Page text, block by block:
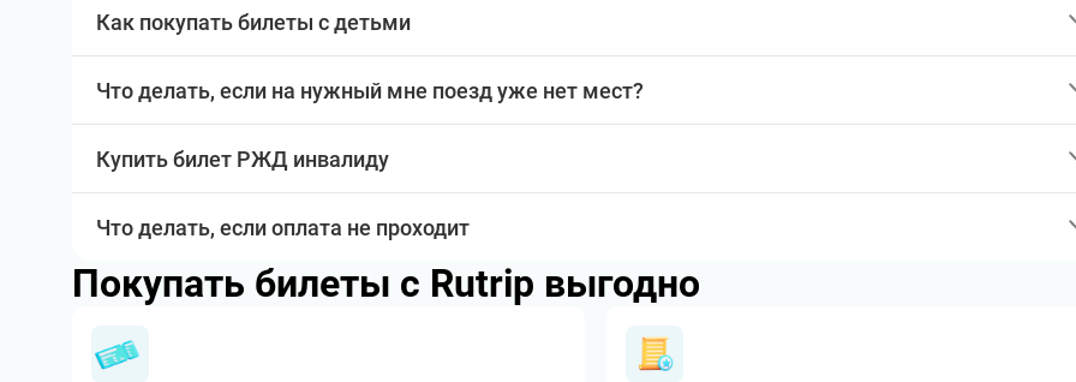
Как покупать билеты с детьми
Что делать, если на нужный мне поезд уже нет мест?
Купить билет РЖД инвалиду
Что делать, если оплата не проходит
Покупать билеты с Rutrip выгодно